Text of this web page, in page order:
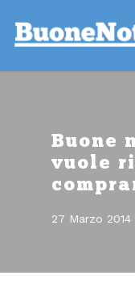
Buone
vuole
27 Marzo 2014